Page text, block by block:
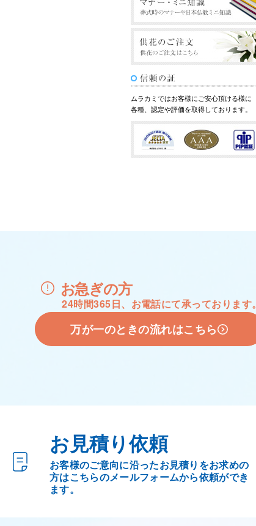
ムラカミではお客様にご安心頂ける様に
各種、認定や評価を取得しております。
お急ぎの方
24時間365日、お電話にて承っております。
万が一のときの流れはこちら
お見積り依頼
お客様のご意向に沿ったお見積りをお求めの
方はこちらのメールフォームから依頼ができ
ます。